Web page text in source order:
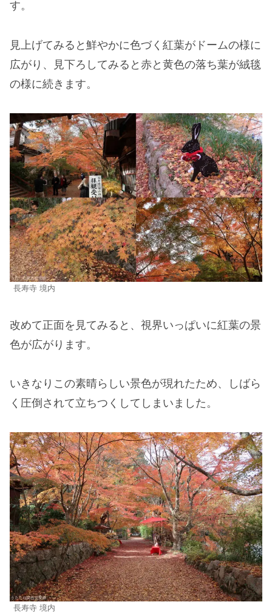
す。
見上げてみると鮮やかに色づく紅葉がドームの様に
広がり、見下ろしてみると赤と黄色の落ち葉が絨毯
の様に続きます。
長寿寺 境内
改めて正面を見てみると、視界いっぱいに紅葉の景
色が広がります。
いきなりこの素晴らしい景色が現れたため、しばら
く圧倒されて立ちつくしてしまいました。
長寿寺 境内